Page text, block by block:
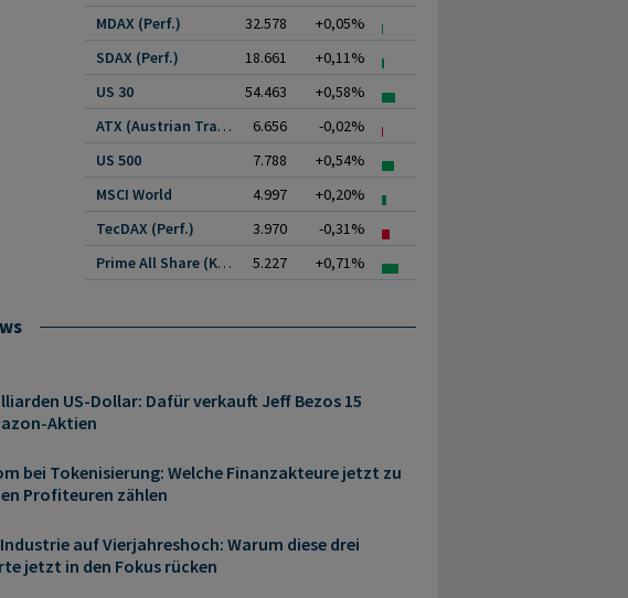
MDAX (Perf.)
32.578
+0,05%
SDAX (Perf.)
18.661
+0,11%
US 30
54.463
+0,58%
ATX (Austrian Traded.
6.656
-0,02%
US 500
7.788
+0,54%
MSCI World
4.997
+0,20%
TecDAX (Perf.)
3.970
-0,31%
Prime All Share (Kurs)
5.227 +0,71%
US-Dollar: Dafür verkauft Jeff Bezos 15
Aktien
bei Tokenisierung: Welche Finanzakteure jetzt zu
Profiteuren zählen
auf Vierjahreshoch: Warum diese drei
jetzt in den Fokus rücken